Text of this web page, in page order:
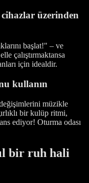
üzerinden
başlat!" – ve
çalıştırmaktansa
için idealdir.
kullanın
değişimlerini müzikle
bir kulüp ritmi,
ediyor! Oturma odası
bir ruh hali